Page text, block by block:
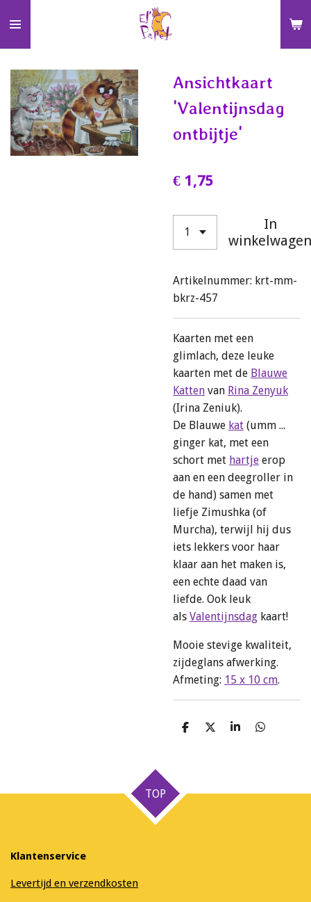
direct
naar
de
hoofdinhoud
Ansichtkaart
'Valentijnsdag
ontbijtje'
€ 1,75
In
winkelwagen
Artikelnummer: krt-mm-
bkrz-457
Kaarten met een
glimlach, deze leuke
kaarten met de Blauwe
Katten van Rina Zenyuk
(Irina Zeniuk).
De Blauwe kat (umm ...
ginger kat, met een
schort met hartje erop
aan en een deegroller in
de hand) samen met
liefje Zimushka (of
Murcha), terwijl hij dus
iets lekkers voor haar
klaar aan het maken is,
een echte daad van
liefde. Ook leuk
als Valentijnsdag kaart!
Mooie stevige kwaliteit,
zijdeglans afwerking.
Afmeting: 15 x 10 cm.
D
D
S
D
TOP
Klantenservice
Levertijd en verzendkosten